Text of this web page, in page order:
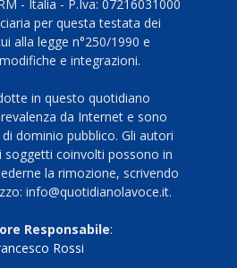
- Italia - P.Iva: 07216031000
per questa testata dei
alla legge n°250/1990 e
e integrazioni.
in questo quotidiano
da Internet e sono
dominio pubblico. Gli autori
soggetti coinvolti possono in
la rimozione, scrivendo
info@quotidianolavoce.it.
Responsabile:
Rossi